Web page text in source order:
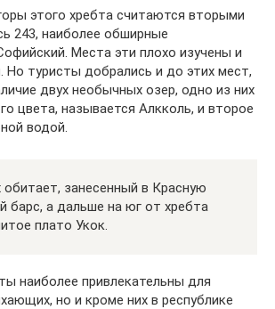
этого хребта считаются вторыми
243, наиболее обширные
Места эти плохо изучены и
Но туристы добрались и до этих мест,
двух необычных озер, одно из них
цвета, называется Алкколь, и второе
водой.
обитает, занесенный в Красную
барс, а дальше на юг от хребта
плато Укок.
наиболее привлекательны для
но и кроме них в республике